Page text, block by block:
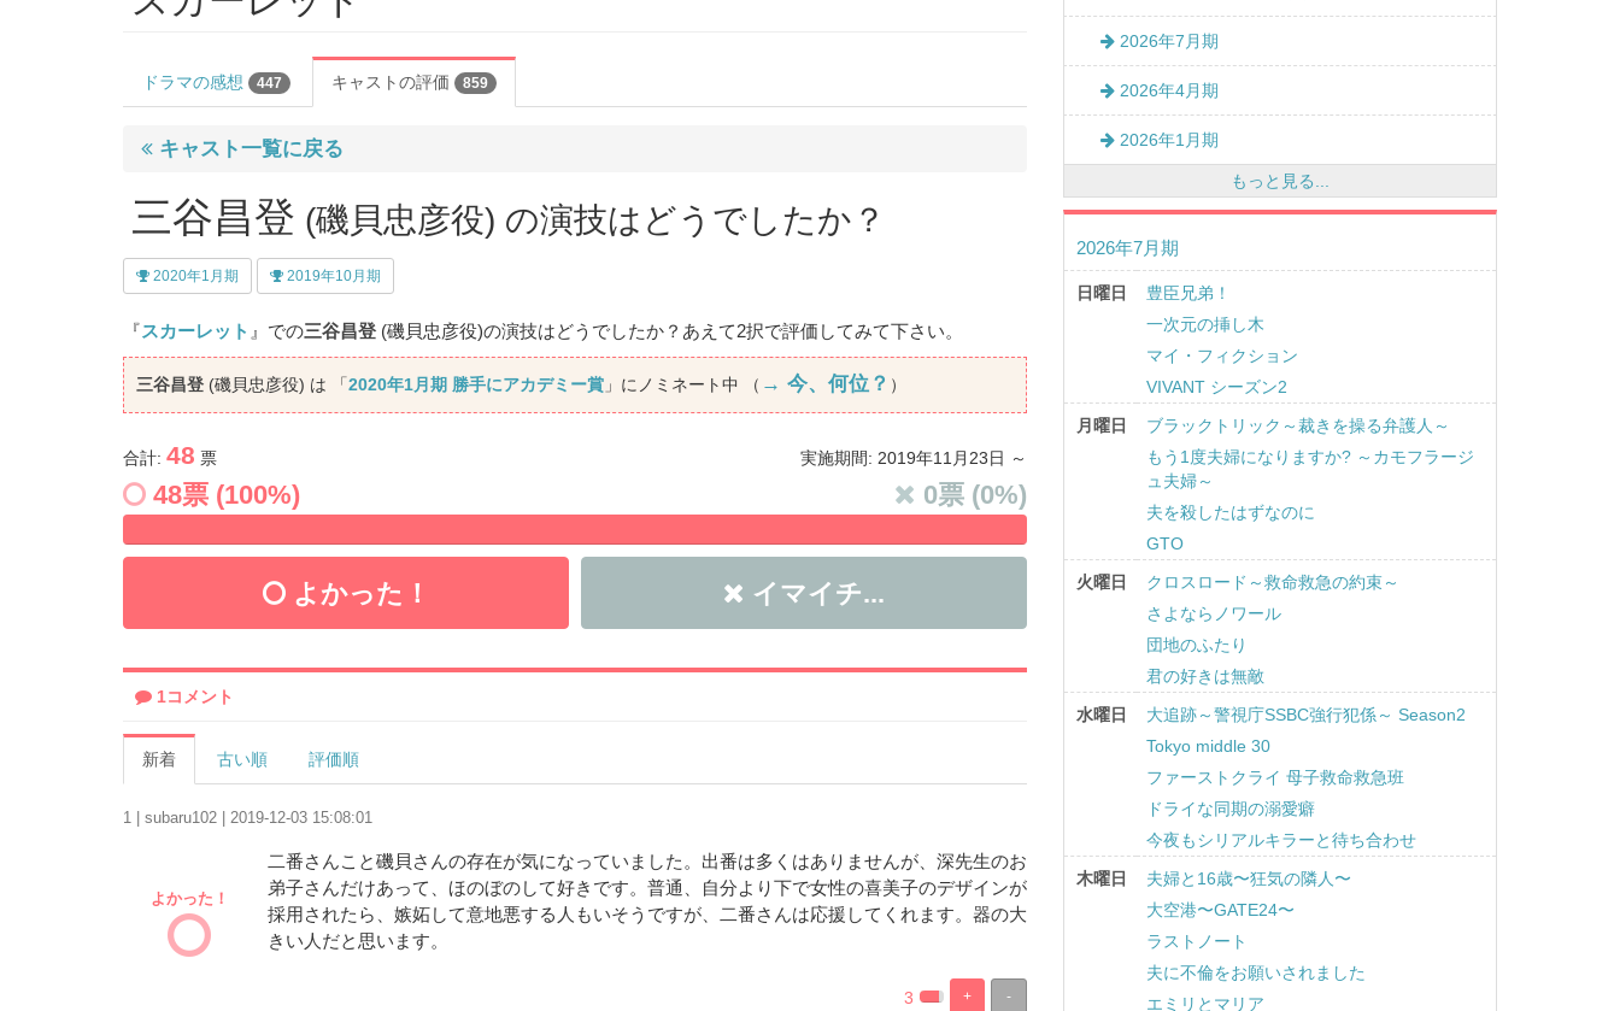
ドラマの感想 447 キャストの評価 859
キャスト一覧に戻る
三谷昌登 (磯貝忠彦役) の演技はどうでしたか？
2020年1月期 2019年10月期
『スカーレット 』での三谷昌登 (磯貝忠彦役)の演技はどうでしたか？あえて2択で評価してみて下さい。
三谷昌登 (磯貝忠彦役) は 「2020年1月期 勝手にアカデミー賞 」にノミネート中 （ → 今、何位？ ）
合計: 48 票 実施期間: 2019年11月23日 ～
48票 (100%) 0票 (0%)
よかった！ イマイチ...
1コメント
新着 古い順 評価順
1 | subaru102 | 2019-12-03 15:08:01
よかった！
二番さんこと磯貝さんの存在が気になっていました。出番は多くはありませんが、深先生のお
弟子さんだけあって、ほのぼのして好きです。普通、自分より下で女性の喜美子のデザインが
採用されたら、嫉妬して意地悪する人もいそうですが、二番さんは応援してくれます。器の大
きい人だと思います。
-
+
%100%
3
2026年7月期
2026年4月期
2026年1月期
もっと見る...
2026年7月期
日曜日
豊臣兄弟！
一次元の挿し木
マイ・フィクション
VIVANT シーズン2
月曜日
ブラックトリック～裁きを操る弁護人～
もう1度夫婦になりますか? ～カモフラージ
ュ夫婦～
夫を殺したはずなのに
GTO
火曜日
クロスロード～救命救急の約束～
さよならノワール
団地のふたり
君の好きは無敵
水曜日
大追跡～警視庁SSBC強行犯係～ Season2
Tokyo middle 30
ファーストクライ 母子救命救急班
ドライな同期の溺愛癖
今夜もシリアルキラーと待ち合わせ
木曜日
夫婦と16歳〜狂気の隣人〜
大空港〜GATE24〜
ラストノート
夫に不倫をお願いされました
エミリとマリア